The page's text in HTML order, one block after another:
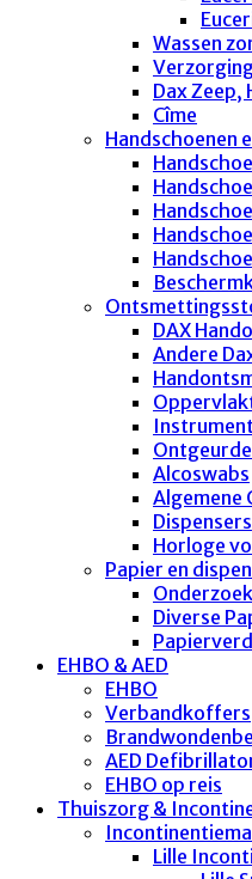
Wassen
Dax Zeep,
Cîme
Handschoenen
DAX
Andere
Alcoswabs
Algemene
Dispensers
Horloge
Papier en
Diverse
EHBO & AED
EHBO
Verbandkoffers
AED
EHBO op reis
Thuiszorg &
Lille